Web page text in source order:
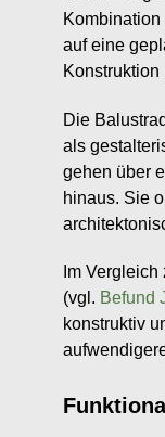
auf eine
Konstruktion
Die
als
gehen über
hinaus. Sie
Im
(vgl. Befund
konstruktiv